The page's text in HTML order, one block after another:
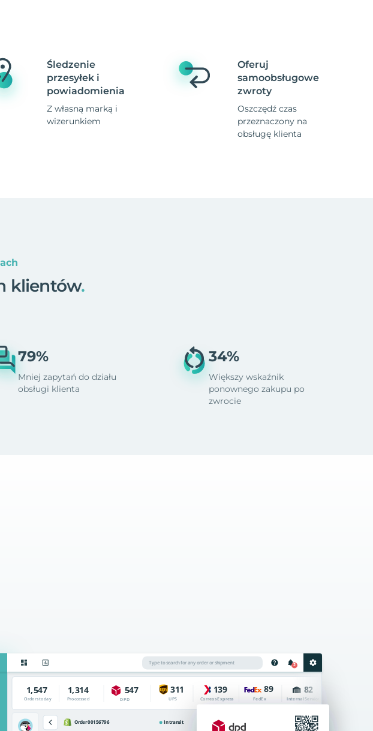
Śledzenie
przesyłek i
powiadomienia
Z własną marką i
wizerunkiem
Oferuj
samoobsługowe
zwroty
Oszczędź czas
przeznaczony na
obsługę klienta
klientów.
79%
Mniej zapytań do działu
obsługi klienta
34%
Większy wskaźnik
ponownego zakupu po
zwrocie